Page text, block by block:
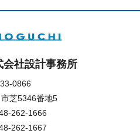
会社設計事務所
0866
芝5346番地5
262-1666
262-1667